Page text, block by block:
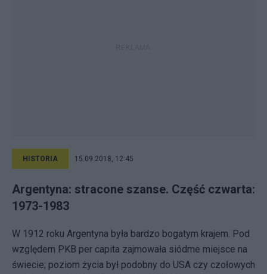
HISTORIA 15.09.2018, 12:45
Argentyna: stracone szanse. Część czwarta:
1973-1983
W 1912 roku Argentyna była bardzo bogatym krajem. Pod
względem PKB per capita zajmowała siódme miejsce na
świecie; poziom życia był podobny do USA czy czołowych